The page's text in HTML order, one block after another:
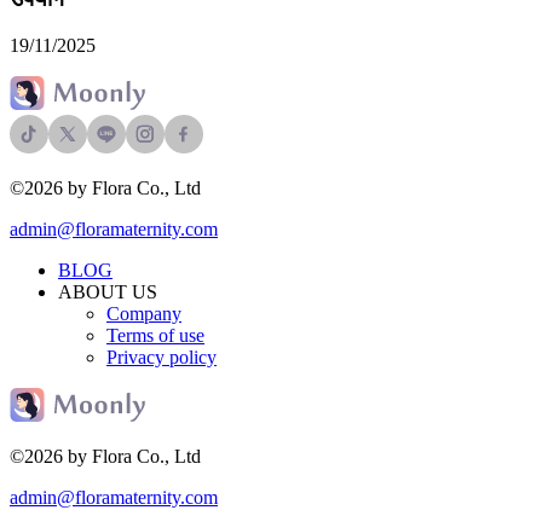
19/11/2025
©2026 by Flora Co., Ltd
admin@floramaternity.com
BLOG
ABOUT US
Company
Terms of use
Privacy policy
©2026 by Flora Co., Ltd
admin@floramaternity.com